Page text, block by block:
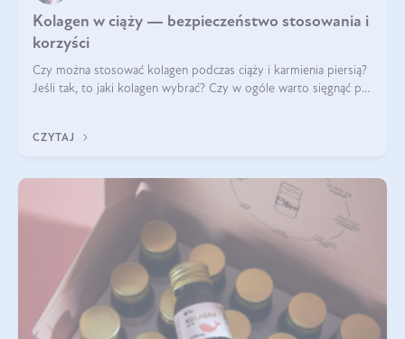
Kolagen w ciąży — bezpieczeństwo stosowania i
korzyści
Czy można stosować kolagen podczas ciąży i karmienia piersią?
Jeśli tak, to jaki kolagen wybrać? Czy w ogóle warto sięgnąć po
CZYTAJ